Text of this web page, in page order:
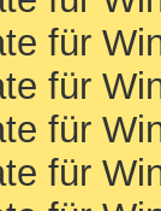
für
für
für
für